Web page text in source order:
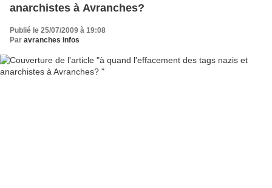
anarchistes à Avranches?
Publié le 25/07/2009 à 19:08
Par avranches infos